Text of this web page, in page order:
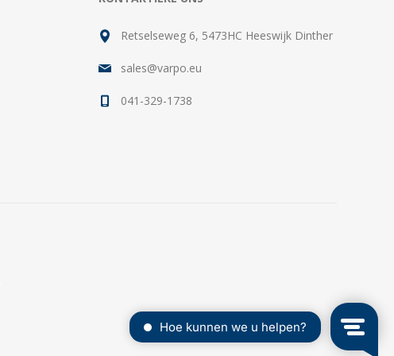
Retselseweg 6, 5473HC Heeswijk Dinther
sales@varpo.eu
041-329-1738